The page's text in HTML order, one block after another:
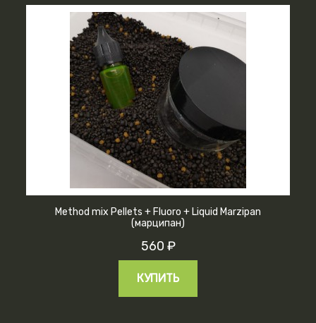
Method mix Pellets + Fluoro + Liquid Marzipan
(марципан)
560 ₽
КУПИТЬ